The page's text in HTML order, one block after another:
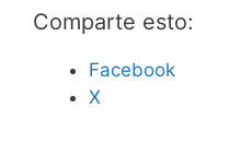
Comparte esto:
Facebook
X